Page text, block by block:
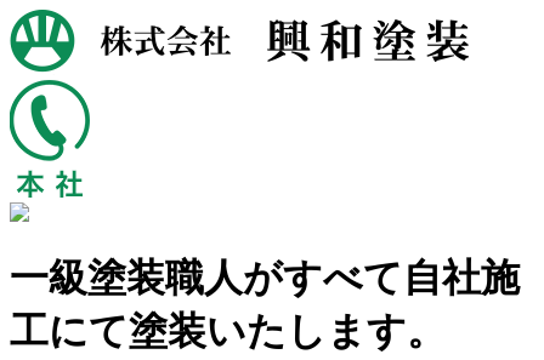
一級塗装職人がすべて自社施
工にて塗装いたします。